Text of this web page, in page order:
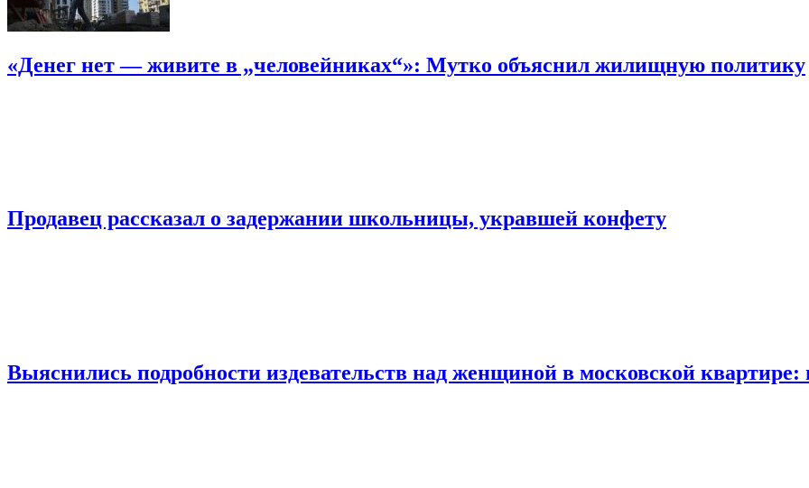
«Денег нет — живите в „человейниках“»: Мутко объяснил жилищную политику
Продавец рассказал о задержании школьницы, укравшей конфету
Выяснились подробности издевательств над женщиной в московской квартире: